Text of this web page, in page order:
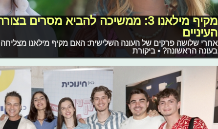
מקיף מילאנו 3: ממשיכה להביא מסרים
העיניים
אחרי שלושה פרקים של העונה השלישית: האם מקיף מילאנו מצליחה
בעונה הראשונה? • ביקורת